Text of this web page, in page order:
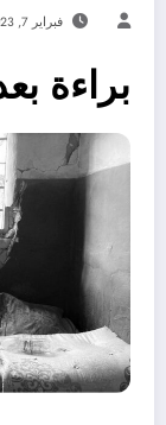
فبراير 7, 2023
براءة بعد 37 سنة